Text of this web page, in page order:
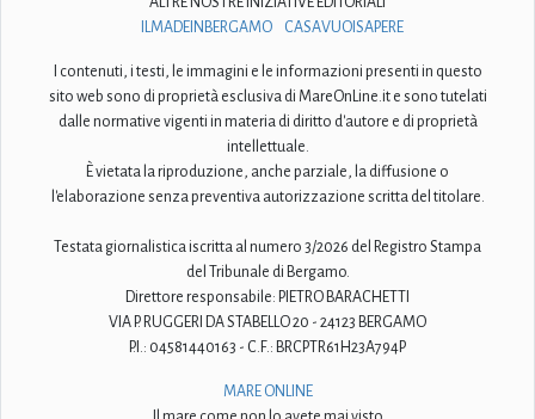
ILMADEINBERGAMO
CASAVUOISAPERE
I contenuti, i testi, le immagini e le informazioni presenti in questo
sito web sono di proprietà esclusiva di MareOnLine.it e sono tutelati
dalle normative vigenti in materia di diritto d'autore e di proprietà
intellettuale.
È vietata la riproduzione, anche parziale, la diffusione o
l'elaborazione senza preventiva autorizzazione scritta del titolare.
Testata giornalistica iscritta al numero 3/2026 del Registro Stampa
del Tribunale di Bergamo.
Direttore responsabile: PIETRO BARACHETTI
VIA P. RUGGERI DA STABELLO 20 - 24123 BERGAMO
P.I.: 04581440163 - C.F.: BRCPTR61H23A794P
MARE ONLINE